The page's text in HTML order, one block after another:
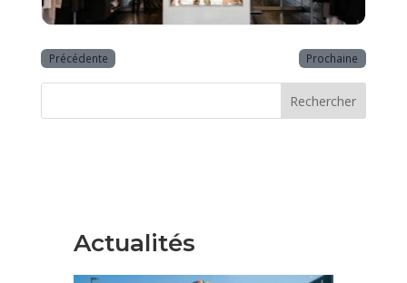
Précédente Prochaine
Rechercher
Actualités